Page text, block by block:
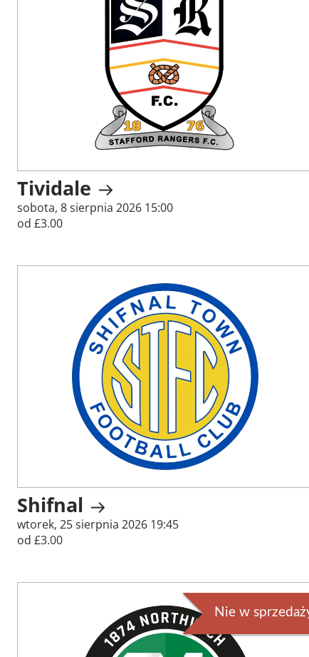
Tividale
sobota, 8 sierpnia 2026 15:00
od £3.00
Shifnal
wtorek, 25 sierpnia 2026 19:45
od £3.00
Nie w